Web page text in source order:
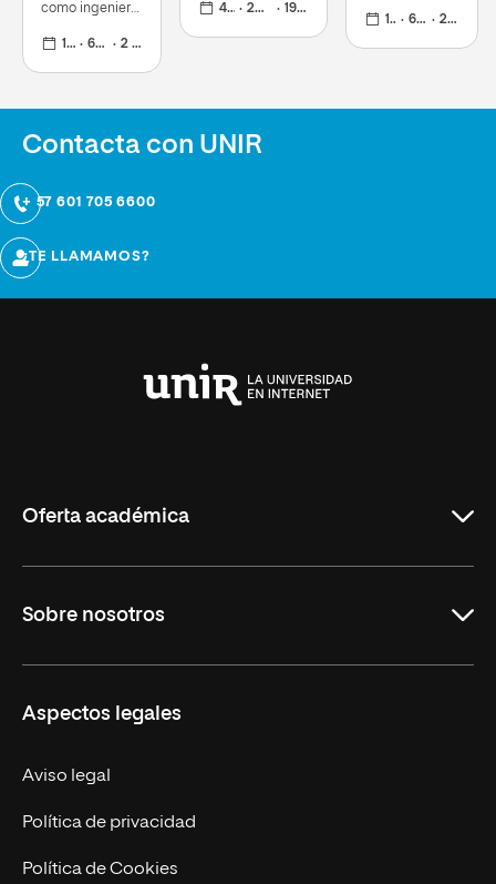
como ingeniero
12 meses
60 ECTS 2 nov 2026
tecnologías de la
4 años 240 ECTS 19 oct 2026
con una visión
12 meses 60 ECTS 2 nov 2026
Contacta con UNIR
+ 57 601 705 6600
¿TE LLAMAMOS?
Oferta académica
Maestrías
Sobre nosotros
Trabaja en UNIR
Actualidad
Contacto
Aspectos legales
Aviso legal
Política de privacidad
Política de Cookies